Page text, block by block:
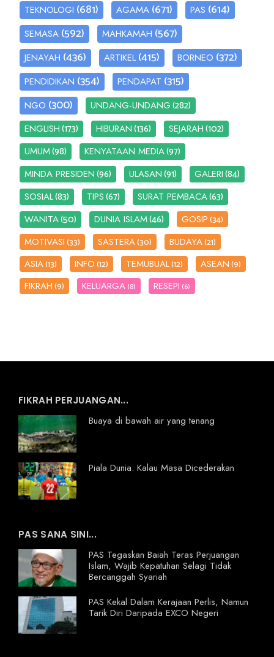
TEKNOLOGI (681) AGAMA (671) PAS (614)
SEMASA (592) MAHKAMAH (567)
JENAYAH (436) ARTIKEL (415) BORNEO (372)
PENDIDIKAN (354) PENDAPAT (315)
NGO (300) UNDANG-UNDANG(282)
ENGLISH(173) HIBURAN(136) SEJARAH(102)
UMUM(98) KENYATAAN MEDIA(97)
MINDA PRESIDEN(96) ULASAN(91) GALERI(84)
SOSIAL(83) TIPS(67) SURAT PEMBACA(63)
WANITA(50) DUNIA ISLAM(46) GOSIP(34)
MOTIVASI(33) SASTERA(30) BUDAYA(21)
ASIA(13) INFO(12) TEMUBUAL(12) ASEAN(9)
FIKRAH(9) KELUARGA (8) RESEPI (6)
FIKRAH PERJUANGAN...
Buaya di bawah air yang tenang
Piala Dunia: Kalau Masa Dicederakan
PAS SANA SINI...
PAS Tegaskan Baiah Teras Perjuangan
Islam, Wajib Kepatuhan Selagi Tidak
Bercanggah Syariah
PAS Kekal Dalam Kerajaan Perlis, Namun
Tarik Diri Daripada EXCO Negeri